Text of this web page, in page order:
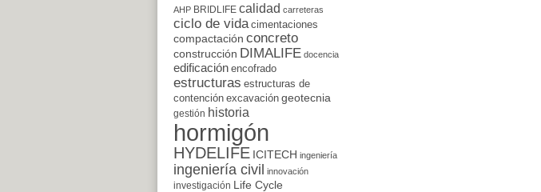
AHP BRIDLIFE calidad carreteras
ciclo de vida cimentaciones
compactación concreto
construcción DIMALIFE docencia
edificación encofrado
estructuras estructuras de
contención excavación geotecnia
gestión historia
hormigón
HYDELIFE ICITECH ingeniería
ingeniería civil innovación
investigación
Life Cycle